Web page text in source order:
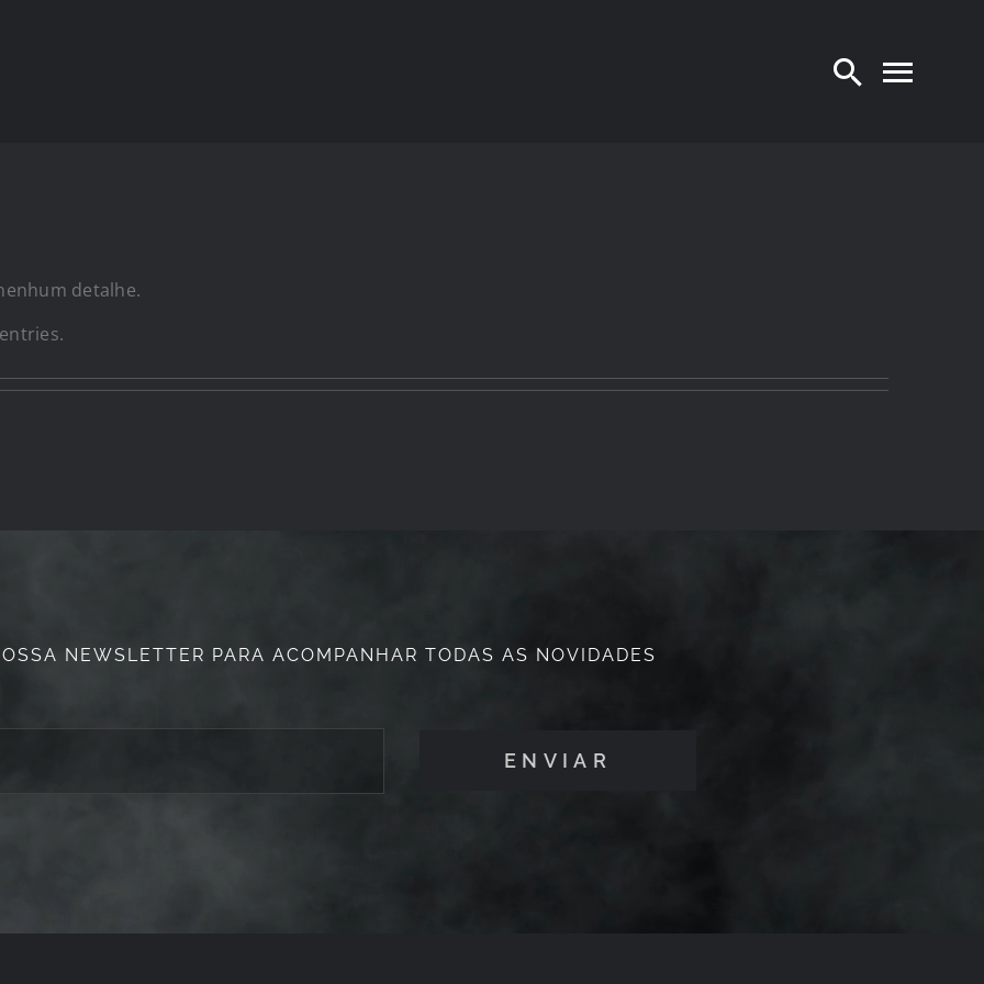
detalhe.
NEWSLETTER PARA ACOMPANHAR TODAS AS NOVIDADES
ENVIAR